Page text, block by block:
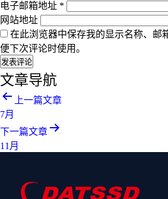
电子邮箱地址 *
网站地址
在此浏览器中保存我的显示名称、邮
便下次评论时使用。
文章导航
上一篇文章
7月
下一篇文章
11月